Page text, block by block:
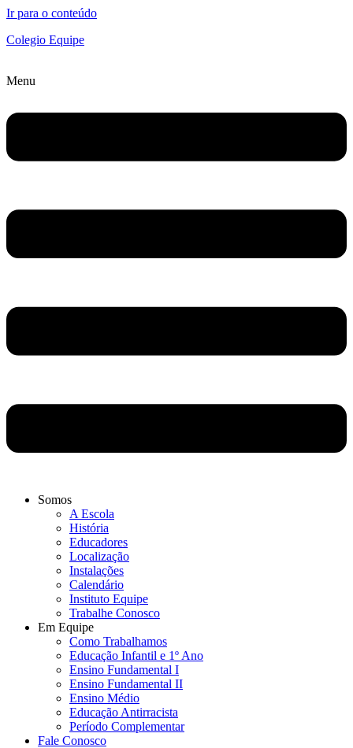
Ir para o conteúdo
Colegio Equipe
Menu
Somos
A Escola
História
Educadores
Localização
Instalações
Calendário
Instituto Equipe
Trabalhe Conosco
Em Equipe
Como Trabalhamos
Educação Infantil e 1º Ano
Ensino Fundamental I
Ensino Fundamental II
Ensino Médio
Educação Antirracista
Período Complementar
Fale Conosco